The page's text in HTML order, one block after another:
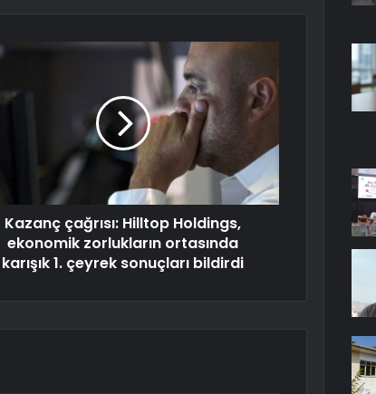
Kazanç çağrısı: Hilltop Holdings,
ekonomik zorlukların ortasında
karışık 1. çeyrek sonuçları bildirdi